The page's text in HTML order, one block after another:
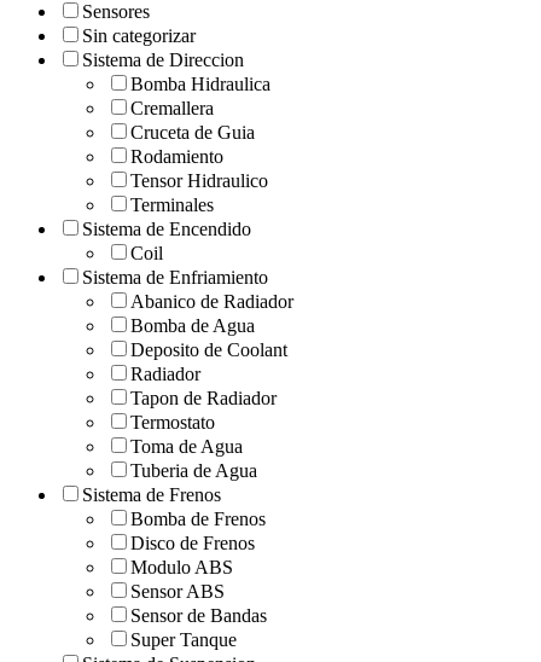
Sensores
Sin categorizar
Sistema de Direccion
Bomba Hidraulica
Cremallera
Cruceta de Guia
Rodamiento
Tensor Hidraulico
Terminales
Sistema de Encendido
Coil
Sistema de Enfriamiento
Abanico de Radiador
Bomba de Agua
Deposito de Coolant
Radiador
Tapon de Radiador
Termostato
Toma de Agua
Tuberia de Agua
Sistema de Frenos
Bomba de Frenos
Disco de Frenos
Modulo ABS
Sensor ABS
Sensor de Bandas
Super Tanque